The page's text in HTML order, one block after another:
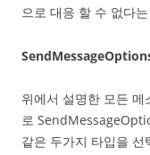
으로 대응 할 수 없다
위에서 설명한 모든
로
같은 두가지 타입을 선